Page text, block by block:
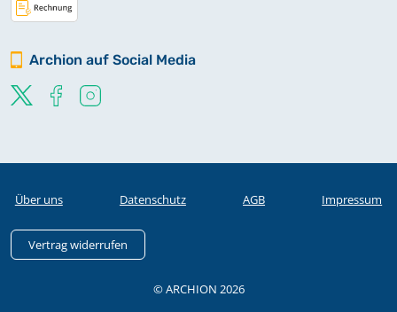
Archion auf Social Media
Über uns Datenschutz AGB Impressum
Vertrag widerrufen
© ARCHION 2026